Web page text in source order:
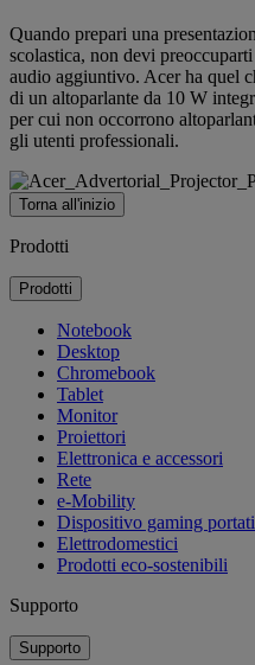
Quando prepari una
scolastica, non devi
audio aggiuntivo. Acer ha quel
di un altoparlante da 10 W
per cui non occorrono
gli utenti professionali.
Torna all'inizio
Prodotti
Prodotti
Notebook
Desktop
Chromebook
Tablet
Monitor
Proiettori
Elettronica e accessori
Rete
e-Mobility
Dispositivo gaming
Elettrodomestici
Prodotti eco-sostenibili
Supporto
Supporto